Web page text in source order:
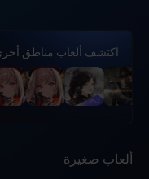
اكتشف ألعاب مناطق
ألعاب صغيرة